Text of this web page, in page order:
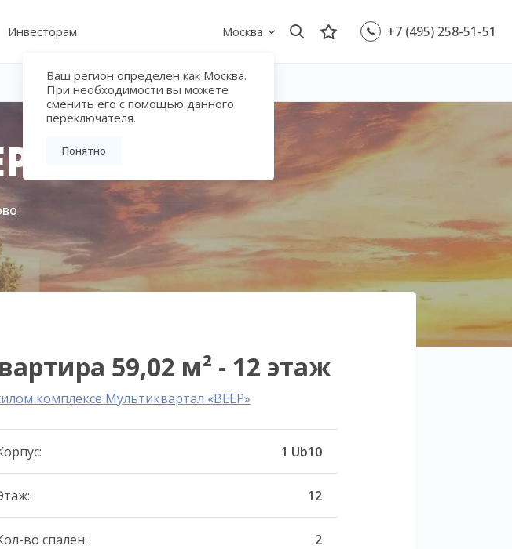
Инвесторам Москва
Ваш регион определен как Москва.
При необходимости вы можете
сменить его с помощью данного
переключателя.
Понятно
+7 (495) 258-51-51
59,02 м² - 12 этаж
комплексе Мультиквартал «ВЕЕР»
1 Ub10
12
во спален: 2